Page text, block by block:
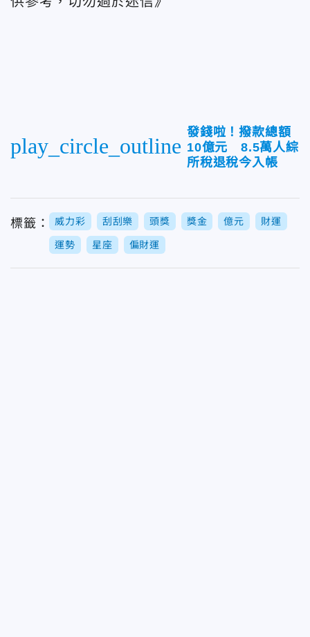
play_circle_outline
發錢啦！撥款總額
10億元 8.5萬人綜
所稅退稅今入帳
標籤： 威力彩 刮刮樂 頭獎 獎金 億元 財運
運勢 星座 偏財運